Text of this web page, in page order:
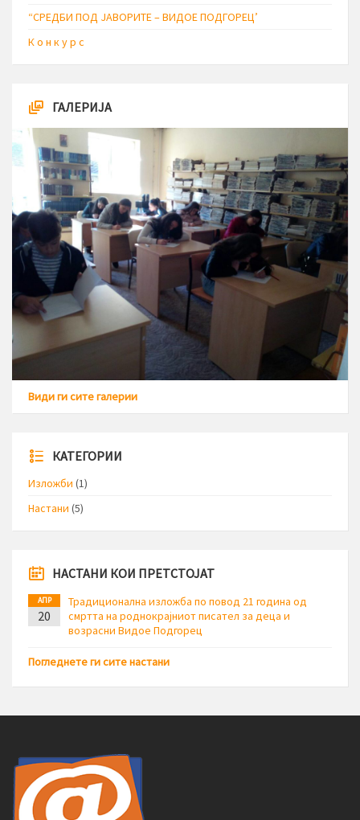
“СРЕДБИ ПОД ЈАВОРИТЕ – ВИДОЕ ПОДГОРЕЦ’
К о н к у р с
ГАЛЕРИЈА
Види ги сите галерии
КАТЕГОРИИ
Изложби (1)
Настани (5)
НАСТАНИ КОИ ПРЕТСТОЈАТ
АПР
20
Традиционална изложба по повод 21 година од
смртта на роднокрајниот писател за деца и
возрасни Видое Подгорец
Погледнете ги сите настани